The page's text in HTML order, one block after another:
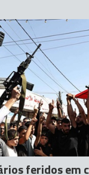
feridos em